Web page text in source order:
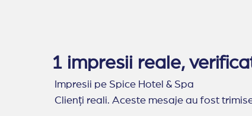
1 impresii reale,
Impresii pe Spice Hotel & Spa
Clienți reali. Aceste mesaje au fost